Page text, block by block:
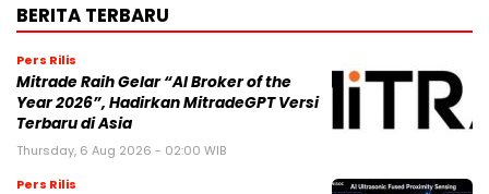
BERITA TERBARU
Pers Rilis
Mitrade Raih Gelar “AI Broker of the
Year 2026”, Hadirkan MitradeGPT Versi
Terbaru di Asia
Thursday, 6 Aug 2026 - 02:00 WIB
Pers Rilis